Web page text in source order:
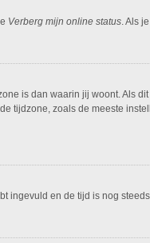
Verberg mijn online status. Als
is dan waarin jij woont. Als
tijdzone, zoals de meeste
ingevuld en de tijd is nog